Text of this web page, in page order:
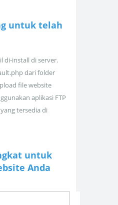
untuk telah
di-install di server.
dari folder
file website
aplikasi FTP
tersedia di
untuk
Anda